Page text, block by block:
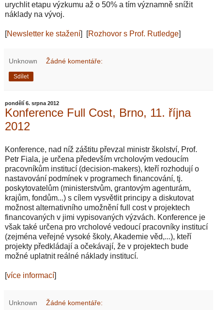
urychlit etapu výzkumu až o 50% a tím významně snížit
náklady na vývoj.
[Newsletter ke stažení] [Rozhovor s Prof. Rutledge]
Unknown Žádné komentáře:
Sdílet
pondělí 6. srpna 2012
Konference Full Cost, Brno, 11. října
2012
Konference, nad níž záštitu převzal ministr školství, Prof.
Petr Fiala, je určena především vrcholovým vedoucím
pracovníkům institucí (decision-makers), kteří rozhodují o
nastavování podmínek v programech financování, tj.
poskytovatelům (ministerstvům, grantovým agenturám,
krajům, fondům...) s cílem vysvětlit principy a diskutovat
možnost alternativního umožnění full cost v projektech
financovaných v jimi vypisovaných výzvách. Konference je
však také určena pro vrcholové vedoucí pracovníky institucí
(zejména veřejné vysoké školy, Akademie věd,...), kteří
projekty předkládají a očekávají, že v projektech bude
možné uplatnit reálné náklady institucí.
[více informací]
Unknown Žádné komentáře: